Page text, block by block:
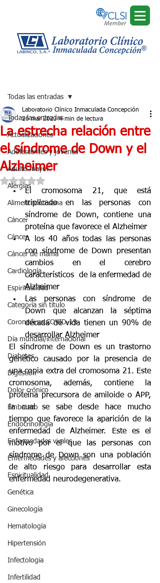
Todas las entradas
Actualizaciones
Adolescentes y jóvenes
Adulto mayor
Alergias
Alimentación sana
Cáncer
Cáncer
Cáncer de mama
Cardiología
Espiritualidad
Categoría sin título
Coronavirus COVID-19
Día mundial/internacional
Diabetes
Digestión
Dolor crónico
Embarazo
Endocrinología
Enfermedades virales
Enfermedades y afecciones
Espiritualidad
Genética
Ginecología
Hematología
Hipertensión
Infectologia
Infertilidad
Todas las entradas
La estrecha relación entre
el síndrome de Down y el
Alzheimer
Laboratorio Clínico Inmaculada Concepción
26 mar 2023 4 min de lectura
Obtuvo NaN de 5 estrellas.
El cromosoma 21, que está
triplicado en las personas con
síndrome de Down, contiene una
proteína que favorece el Alzheimer
A los 40 años todas las personas
con síndrome de Down presentan
cambios en el cerebro
característicos  de la enfermedad de
Alzheimer
Las personas con síndrome de
Down que alcanzan la séptima
década de vida tienen un 90% de
desarrollar Alzheimer
El síndrome de Down es un trastorno
genético causado por la presencia de
una copia extra del cromosoma 21. Este
cromosoma, además, contiene la
proteína precursora de amiloide o APP,
la cual se sabe desde hace mucho
tiempo que favorece la aparición de la
enfermedad de Alzheimer. Este es el
motivo por el que las personas con
síndrome de Down son una población
de alto riesgo para desarrollar esta
enfermedad neurodegenerativa.